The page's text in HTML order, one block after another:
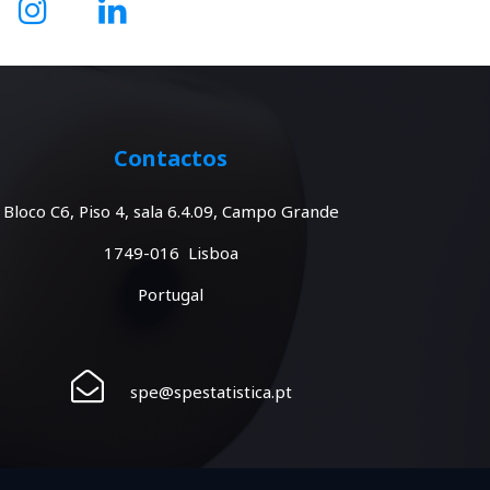
Contactos
Bloco C6, Piso 4, sala 6.4.09, Campo Grande
1749-016 Lisboa
Portugal
spe@spestatistica.pt